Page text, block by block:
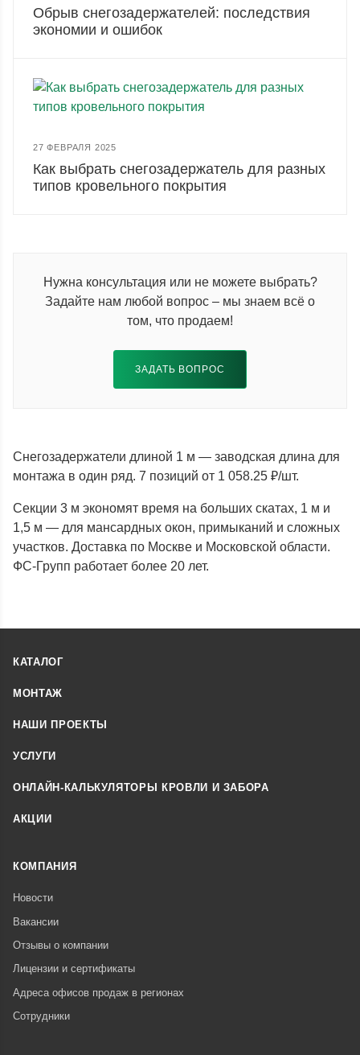
Обрыв снегозадержателей: последствия
экономии и ошибок
27 ФЕВРАЛЯ 2025
Как выбрать снегозадержатель для разных
типов кровельного покрытия
Нужна консультация или не можете выбрать?
Задайте нам любой вопрос – мы знаем всё о
том, что продаем!
ЗАДАТЬ ВОПРОС
Снегозадержатели длиной 1 м — заводская длина для
монтажа в один ряд. 7 позиций от 1 058.25 ₽/шт.
Секции 3 м экономят время на больших скатах, 1 м и
1,5 м — для мансардных окон, примыканий и сложных
участков. Доставка по Москве и Московской области.
ФС-Групп работает более 20 лет.
КАТАЛОГ
МОНТАЖ
НАШИ ПРОЕКТЫ
УСЛУГИ
ОНЛАЙН-КАЛЬКУЛЯТОРЫ КРОВЛИ И ЗАБОРА
АКЦИИ
КОМПАНИЯ
Новости
Вакансии
Отзывы о компании
Лицензии и сертификаты
Адреса офисов продаж в регионах
Сотрудники